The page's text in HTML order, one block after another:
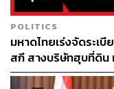
POLITICS
มหาดไทยเร่งจัดระเ
สกี สางบริษัทฮุบที่ดิน